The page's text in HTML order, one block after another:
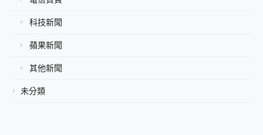
科技新聞
蘋果新聞
其他新聞
未分類